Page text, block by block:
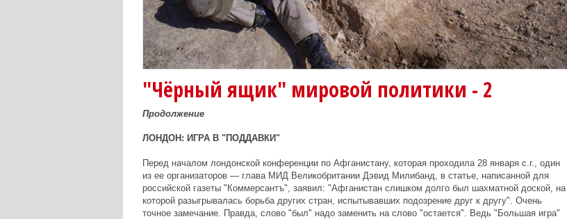
"Чёрный ящик" мировой политики - 2
Продолжение
ЛОНДОН: ИГРА В "ПОДДАВКИ"
Перед началом лондонской конференции по Афганистану, которая проходила 28 января с.г., один
из ее организаторов — глава МИД Великобритании Дэвид Милибанд, в статье, написанной для
российской газеты "Коммерсантъ", заявил: "Афганистан слишком долго был шахматной доской, на
которой разыгрывалась борьба других стран, испытывавших подозрение друг к другу". Очень
точное замечание. Правда, слово "был" надо заменить на слово "остается". Ведь "Большая игра"